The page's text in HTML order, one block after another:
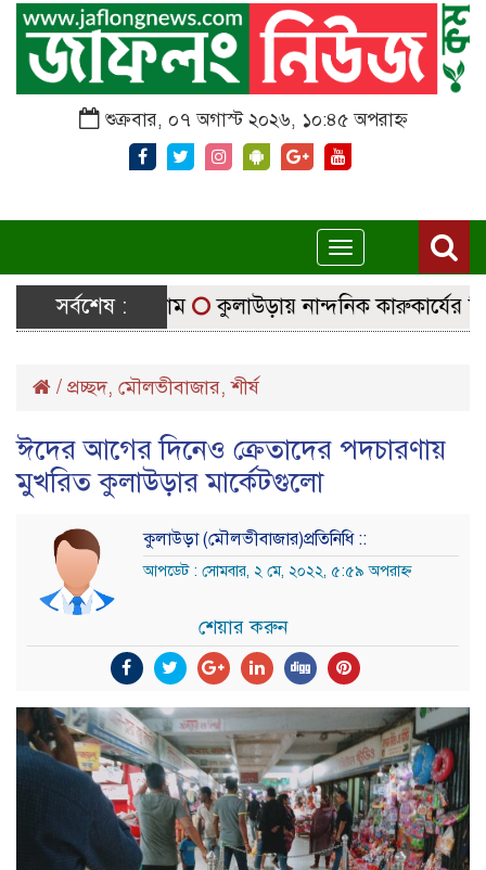
শুক্রবার, ০৭ অগাস্ট ২০২৬, ১০:৪৫ অপরাহ্ন
Toggle
navigation
সর্বশেষ :
সরঞ্জাম কুলাউড়ায় নান্দনিক কারুকার্যের শিব
/ প্রচ্ছদ, মৌলভীবাজার,শীর্ষ
ঈদের আগের দিনেও ক্রেতাদের পদচারণায়
মুখরিত কুলাউড়ার মার্কেটগুলো
কুলাউড়া (মৌলভীবাজার)প্রতিনিধি ::
আপডেট : সোমবার, ২ মে, ২০২২, ৫:৫৯ অপরাহ্ন
শেয়ার করুন